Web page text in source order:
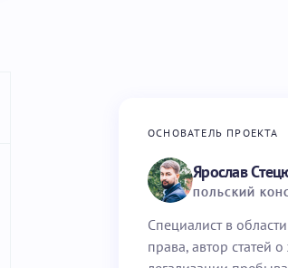
ОСНОВАТЕЛЬ ПРОЕКТА
Ярослав
ПОЛЬСКИЙ
Специалист в
права, автор статей